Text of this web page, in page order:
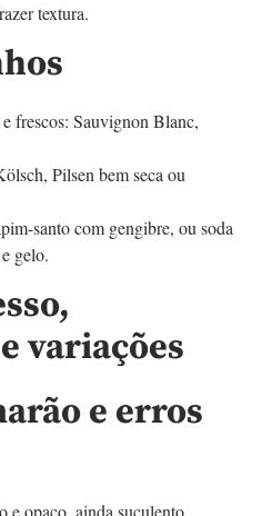
textura.
frescos: Sauvignon Blanc,
Pilsen bem seca ou
santo com gengibre, ou soda
gelo.
variações
e erros
e opaco, ainda suculento.